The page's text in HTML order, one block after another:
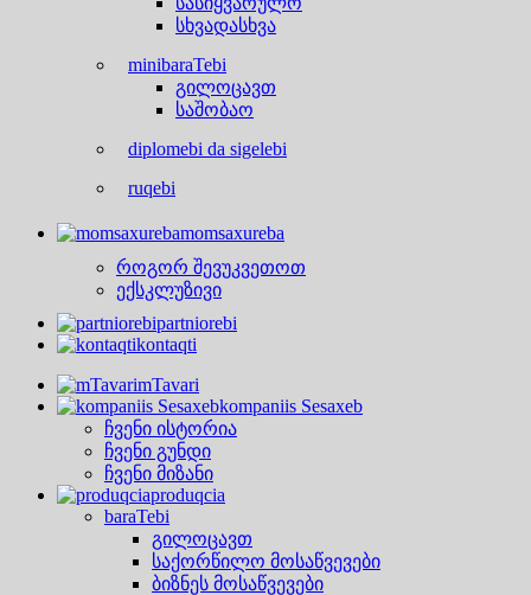
სხვადასხვა
minibaraTebi
გილოცავთ
საშობაო
diplomebi da sigelebi
ruqebi
momsaxureba
როგორ შევუკვეთოთ
ექსკლუზივი
partniorebi
kontaqti
mTavari
kompaniis Sesaxeb
ჩვენი ისტორია
ჩვენი გუნდი
ჩვენი მიზანი
produqcia
baraTebi
გილოცავთ
საქორწილო მოსაწვევები
ბიზნეს მოსაწვევები